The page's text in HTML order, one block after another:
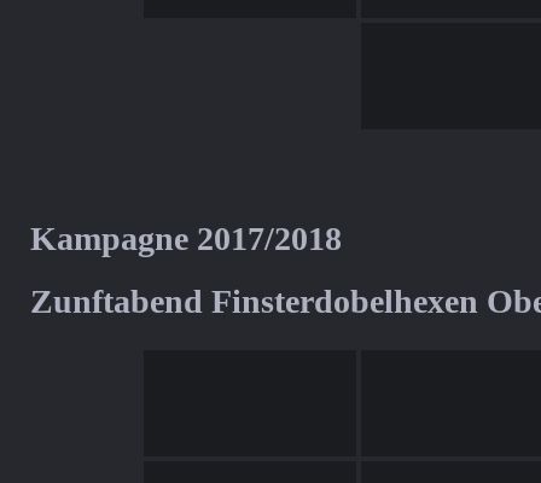
Kampagne 2017/2018
Zunftabend Finsterdobelhexen